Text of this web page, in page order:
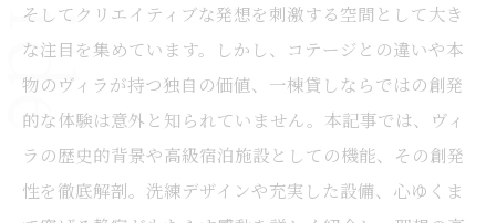
そしてクリエイティブな発想を刺激する空間として大き
な注目を集めています。しかし、コテージとの違いや本
物のヴィラが持つ独自の価値、一棟貸しならではの創発
的な体験は意外と知られていません。本記事では、ヴィ
ラの歴史的背景や高級宿泊施設としての機能、その創発
性を徹底解剖。洗練デザインや充実した設備、心ゆくま